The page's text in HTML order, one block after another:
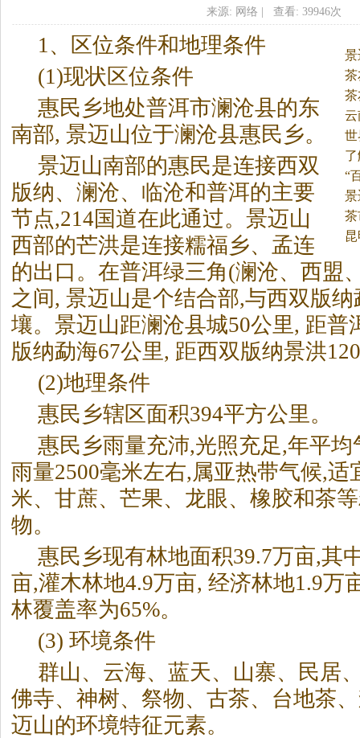
来源: 网络 | 查看: 39946次
与
与
的
迈
“
1、区位条件和地理条件
(1)现状区位条件
惠民乡地处普洱市澜沧县的东
南部, 景迈山位于澜沧县惠民乡。
景迈山南部的惠民是连接西双
版纳、澜沧、临沧和普洱的主要
节点,214国道在此通过。景迈山
西部的芒洪是连接糯福乡、孟连
的出口。在普洱绿三角(澜沧、西盟
之间, 景迈山是个结合部,与西双版
壤。景迈山距澜沧县城50公里, 距普
版纳勐海67公里, 距西双版纳景洪
(2)地理条件
惠民乡辖区面积394平方公里。
惠民乡雨量充沛,光照充足,年平均
雨量2500毫米左右,属亚热带气候,适
米、甘蔗、芒果、龙眼、橡胶和茶
物。
惠民乡现有林地面积39.7万亩,其
亩,灌木林地4.9万亩, 经济林地1.9万
林覆盖率为65%。
(3) 环境条件
群山、云海、蓝天、山寨、民居
佛寺、神树、祭物、古茶、台地茶
迈山的环境特征元素。